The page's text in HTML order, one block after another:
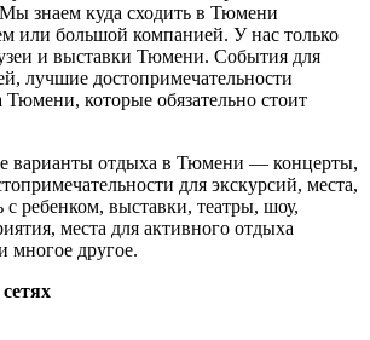
знаем куда сходить в Тюмени
или большой компанией. У нас только
и выставки Тюмени. События для
лучшие достопримечательности
Тюмени, которые обязательно стоит
варианты отдыха в Тюмени — концерты,
для экскурсий, места,
с ребенком, выставки, театры, шоу,
места для активного отдыха
многое другое.